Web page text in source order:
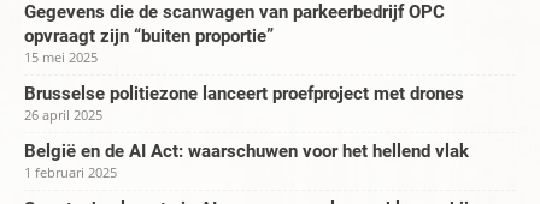
Gegevens die de scanwagen van parkeerbedrijf OPC
opvraagt zijn “buiten proportie”
15 mei 2025
Brusselse politiezone lanceert proefproject met drones
26 april 2025
België en de AI Act: waarschuwen voor het hellend vlak
1 februari 2025